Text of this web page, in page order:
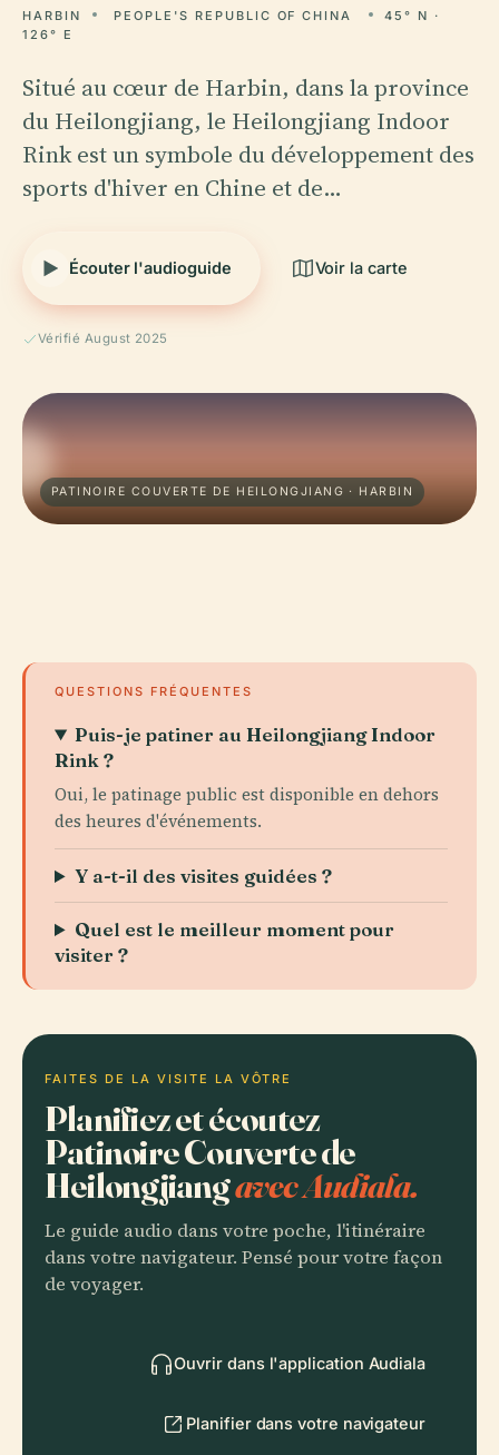
HARBIN PEOPLE'S REPUBLIC OF CHINA
45° N ·
126° E
Situé au cœur de Harbin, dans la province
du Heilongjiang, le Heilongjiang Indoor
Rink est un symbole du développement des
sports d'hiver en Chine et de…
Écouter l'audioguide Voir la carte
Vérifié August 2025
PATINOIRE COUVERTE DE HEILONGJIANG · HARBIN
QUESTIONS FRÉQUENTES
Puis-je patiner au Heilongjiang Indoor
Rink ?
Oui, le patinage public est disponible en dehors
des heures d'événements.
Y a-t-il des visites guidées ?
Quel est le meilleur moment pour
visiter ?
FAITES DE LA VISITE LA VÔTRE
Planifiez et écoutez
Patinoire Couverte de
Heilongjiangavec Audiala.
Le guide audio dans votre poche, l'itinéraire
dans votre navigateur. Pensé pour votre façon
de voyager.
Ouvrir dans l'application Audiala
Planifier dans votre navigateur